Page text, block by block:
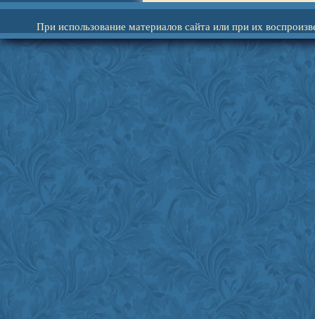
При использование материалов сайта или при их